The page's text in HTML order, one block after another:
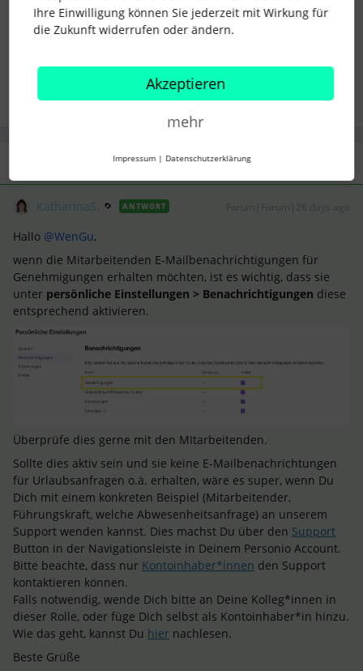
benachrichtigungen Genehmigung
KatharinaS. ANTWORT
Hallo ​ @WenGu,
wenn die Mitarbeitenden E-Mailbenachrichtigungen für
Genehmigungen erhalten möchten, ist es wichtig, dass sie
unter persönliche Einstellungen > Benachrichtigungen diese
entsprechend aktivieren.
Überprüfe dies gerne mit den MItarbeitenden.
Sollte dies aktiv sein und sie keine E-Mailbenachrichtungen
für Urlaubsanfragen o.ä. erhalten, wäre es super, wenn Du
Dich mit einem konkreten Beispiel (Mitarbeitender,
Führungskraft, welche Abwesenheitsanfrage) an unserem
Support wenden kannst. Dies machst Du über den Support
Button in der Navigationsleiste in Deinem Personio Account.
Bitte beachte, dass nur Kontoinhaber*innen den Support
kontaktieren können.
Falls notwendig, wende Dich bitte an Deine Kolleg*innen in
dieser Rolle, oder füge Dich selbst als Kontoinhaber*in hinzu.
Wie das geht, kannst Du hier nachlesen.
Beste Grüße
Ihre Einwilligung können Sie jederzeit mit Wirkung für
die Zukunft widerrufen oder ändern.
Akzeptieren
mehr
Impressum | Datenschutzerklärung